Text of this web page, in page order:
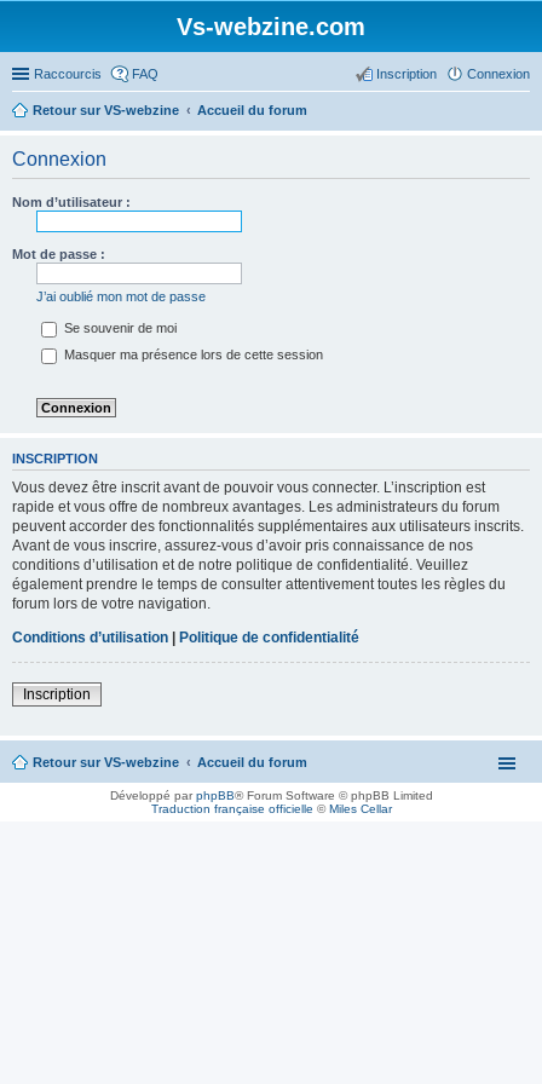
Vs-webzine.com
Raccourcis FAQ Connexion
Inscription
Retour sur VS-webzine Accueil du forum
Connexion
Nom d’utilisateur :
Mot de passe :
J’ai oublié mon mot de passe
Se souvenir de moi
Masquer ma présence lors de cette session
INSCRIPTION
Vous devez être inscrit avant de pouvoir vous connecter. L’inscription est
rapide et vous offre de nombreux avantages. Les administrateurs du forum
peuvent accorder des fonctionnalités supplémentaires aux utilisateurs inscrits.
Avant de vous inscrire, assurez-vous d’avoir pris connaissance de nos
conditions d’utilisation et de notre politique de confidentialité. Veuillez
également prendre le temps de consulter attentivement toutes les règles du
forum lors de votre navigation.
Conditions d’utilisation | Politique de confidentialité
Inscription
Retour sur VS-webzine Accueil du forum
Développé parphpBB® Forum Software © phpBB Limited
Traduction française officielle ©Miles Cellar